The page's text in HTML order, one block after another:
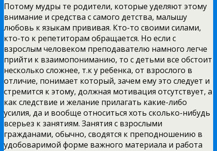
Потому мудры те родители, которые уделяют этому
внимание и средства с самого детства, малышу
любовь к языкам прививая. Кто-то своими силами,
кто-то к репетиторам обращается. Но если с
взрослым человеком преподавателю намного легче
прийти к взаимопониманию, то с детьми все обстоит
несколько сложнее, т.к у ребенка, от взрослого в
отличие, понимает который, зачем ему это следует и
стремится к этому, должная мотивация отсутствует, а
как следствие и желание прилагать какие-либо
усилия, да и вообще относиться хоть сколько-нибудь
всерьез к занятиям. Занятия с взрослыми
гражданами, обычно, сводятся к преподношению в
удобоваримой форме важного материала и работа